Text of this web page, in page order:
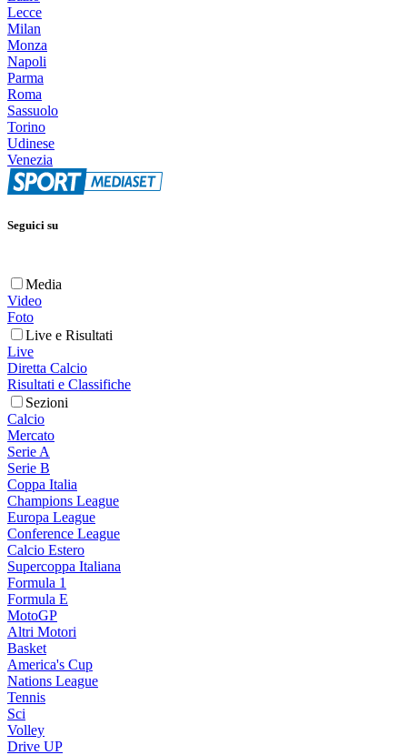
Lecce
Milan
Monza
Napoli
Parma
Roma
Sassuolo
Torino
Udinese
Venezia
Seguici su
Media
Video
Foto
Live e Risultati
Live
Diretta Calcio
Risultati e Classifiche
Sezioni
Calcio
Mercato
Serie A
Serie B
Coppa Italia
Champions League
Europa League
Conference League
Calcio Estero
Supercoppa Italiana
Formula 1
Formula E
MotoGP
Altri Motori
Basket
America's Cup
Nations League
Tennis
Sci
Volley
Drive UP